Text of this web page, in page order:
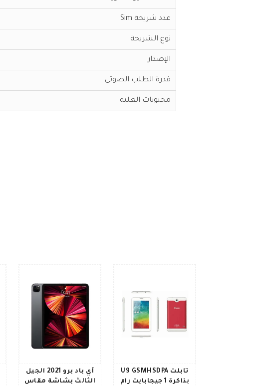
عدد شريحة Sim
نوع الشريحة
الإصدار
قدرة الطلب الصوتي
محتويات العلبة
تابلت U9 GSMHSDPA
بذاكرة 1 جيجابايت رام
آي باد برو 2021 الجيل
الثالث بشاشة مقاس